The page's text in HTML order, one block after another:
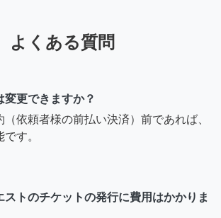
よくある質問
更できますか？
依頼者様の前払い決済）前であれば、
す。
ストのチケットの発行に費用はかかりま